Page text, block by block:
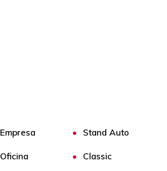
Empresa Stand Auto
Oficina Classic